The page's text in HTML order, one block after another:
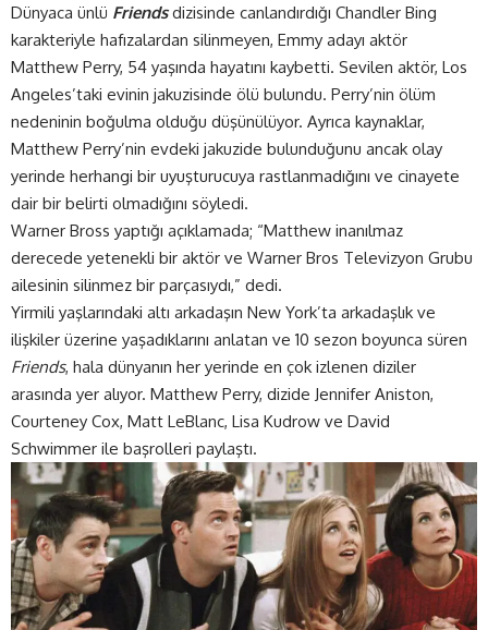
Dünyaca ünlü Friendsdizisinde canlandırdığı Chandler Bing
karakteriyle hafızalardan silinmeyen, Emmy adayı aktör
Matthew Perry, 54 yaşında hayatını kaybetti. Sevilen aktör, Los
Angeles’taki evinin jakuzisinde ölü bulundu. Perry’nin ölüm
nedeninin boğulma olduğu düşünülüyor. Ayrıca kaynaklar,
Matthew Perry’nin evdeki jakuzide bulunduğunu ancak olay
yerinde herhangi bir uyuşturucuya rastlanmadığını ve cinayete
dair bir belirti olmadığını söyledi.
Warner Bross yaptığı açıklamada; “Matthew inanılmaz
derecede yetenekli bir aktör ve Warner Bros Televizyon Grubu
ailesinin silinmez bir parçasıydı,” dedi.
Yirmili yaşlarındaki altı arkadaşın New York’ta arkadaşlık ve
ilişkiler üzerine yaşadıklarını anlatan ve 10 sezon boyunca süren
Friends, hala dünyanın her yerinde en çok izlenen diziler
arasında yer alıyor. Matthew Perry, dizide Jennifer Aniston,
Courteney Cox, Matt LeBlanc, Lisa Kudrow ve David
Schwimmer ile başrolleri paylaştı.